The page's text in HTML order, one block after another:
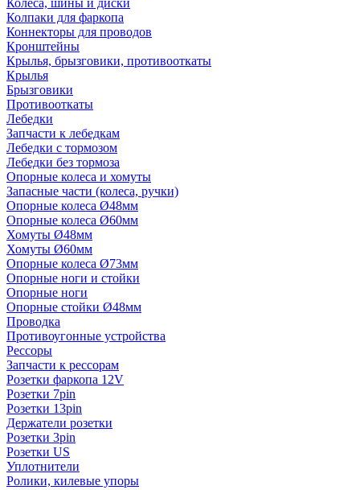
Колеса, шины и диски
Колпаки для фаркопа
Коннекторы для проводов
Кронштейны
Крылья, брызговики, противооткаты
Крылья
Брызговики
Противооткаты
Лебедки
Запчасти к лебедкам
Лебедки с тормозом
Лебедки без тормоза
Опорные колеса и хомуты
Запасные части (колеса, ручки)
Опорные колеса Ø48мм
Опорные колеса Ø60мм
Хомуты Ø48мм
Хомуты Ø60мм
Опорные колеса Ø73мм
Опорные ноги и стойки
Опорные ноги
Опорные стойки Ø48мм
Проводка
Противоугонные устройства
Рессоры
Запчасти к рессорам
Розетки фаркопа 12V
Розетки 7pin
Розетки 13pin
Держатели розетки
Розетки 3pin
Розетки US
Уплотнители
Ролики, килевые упоры